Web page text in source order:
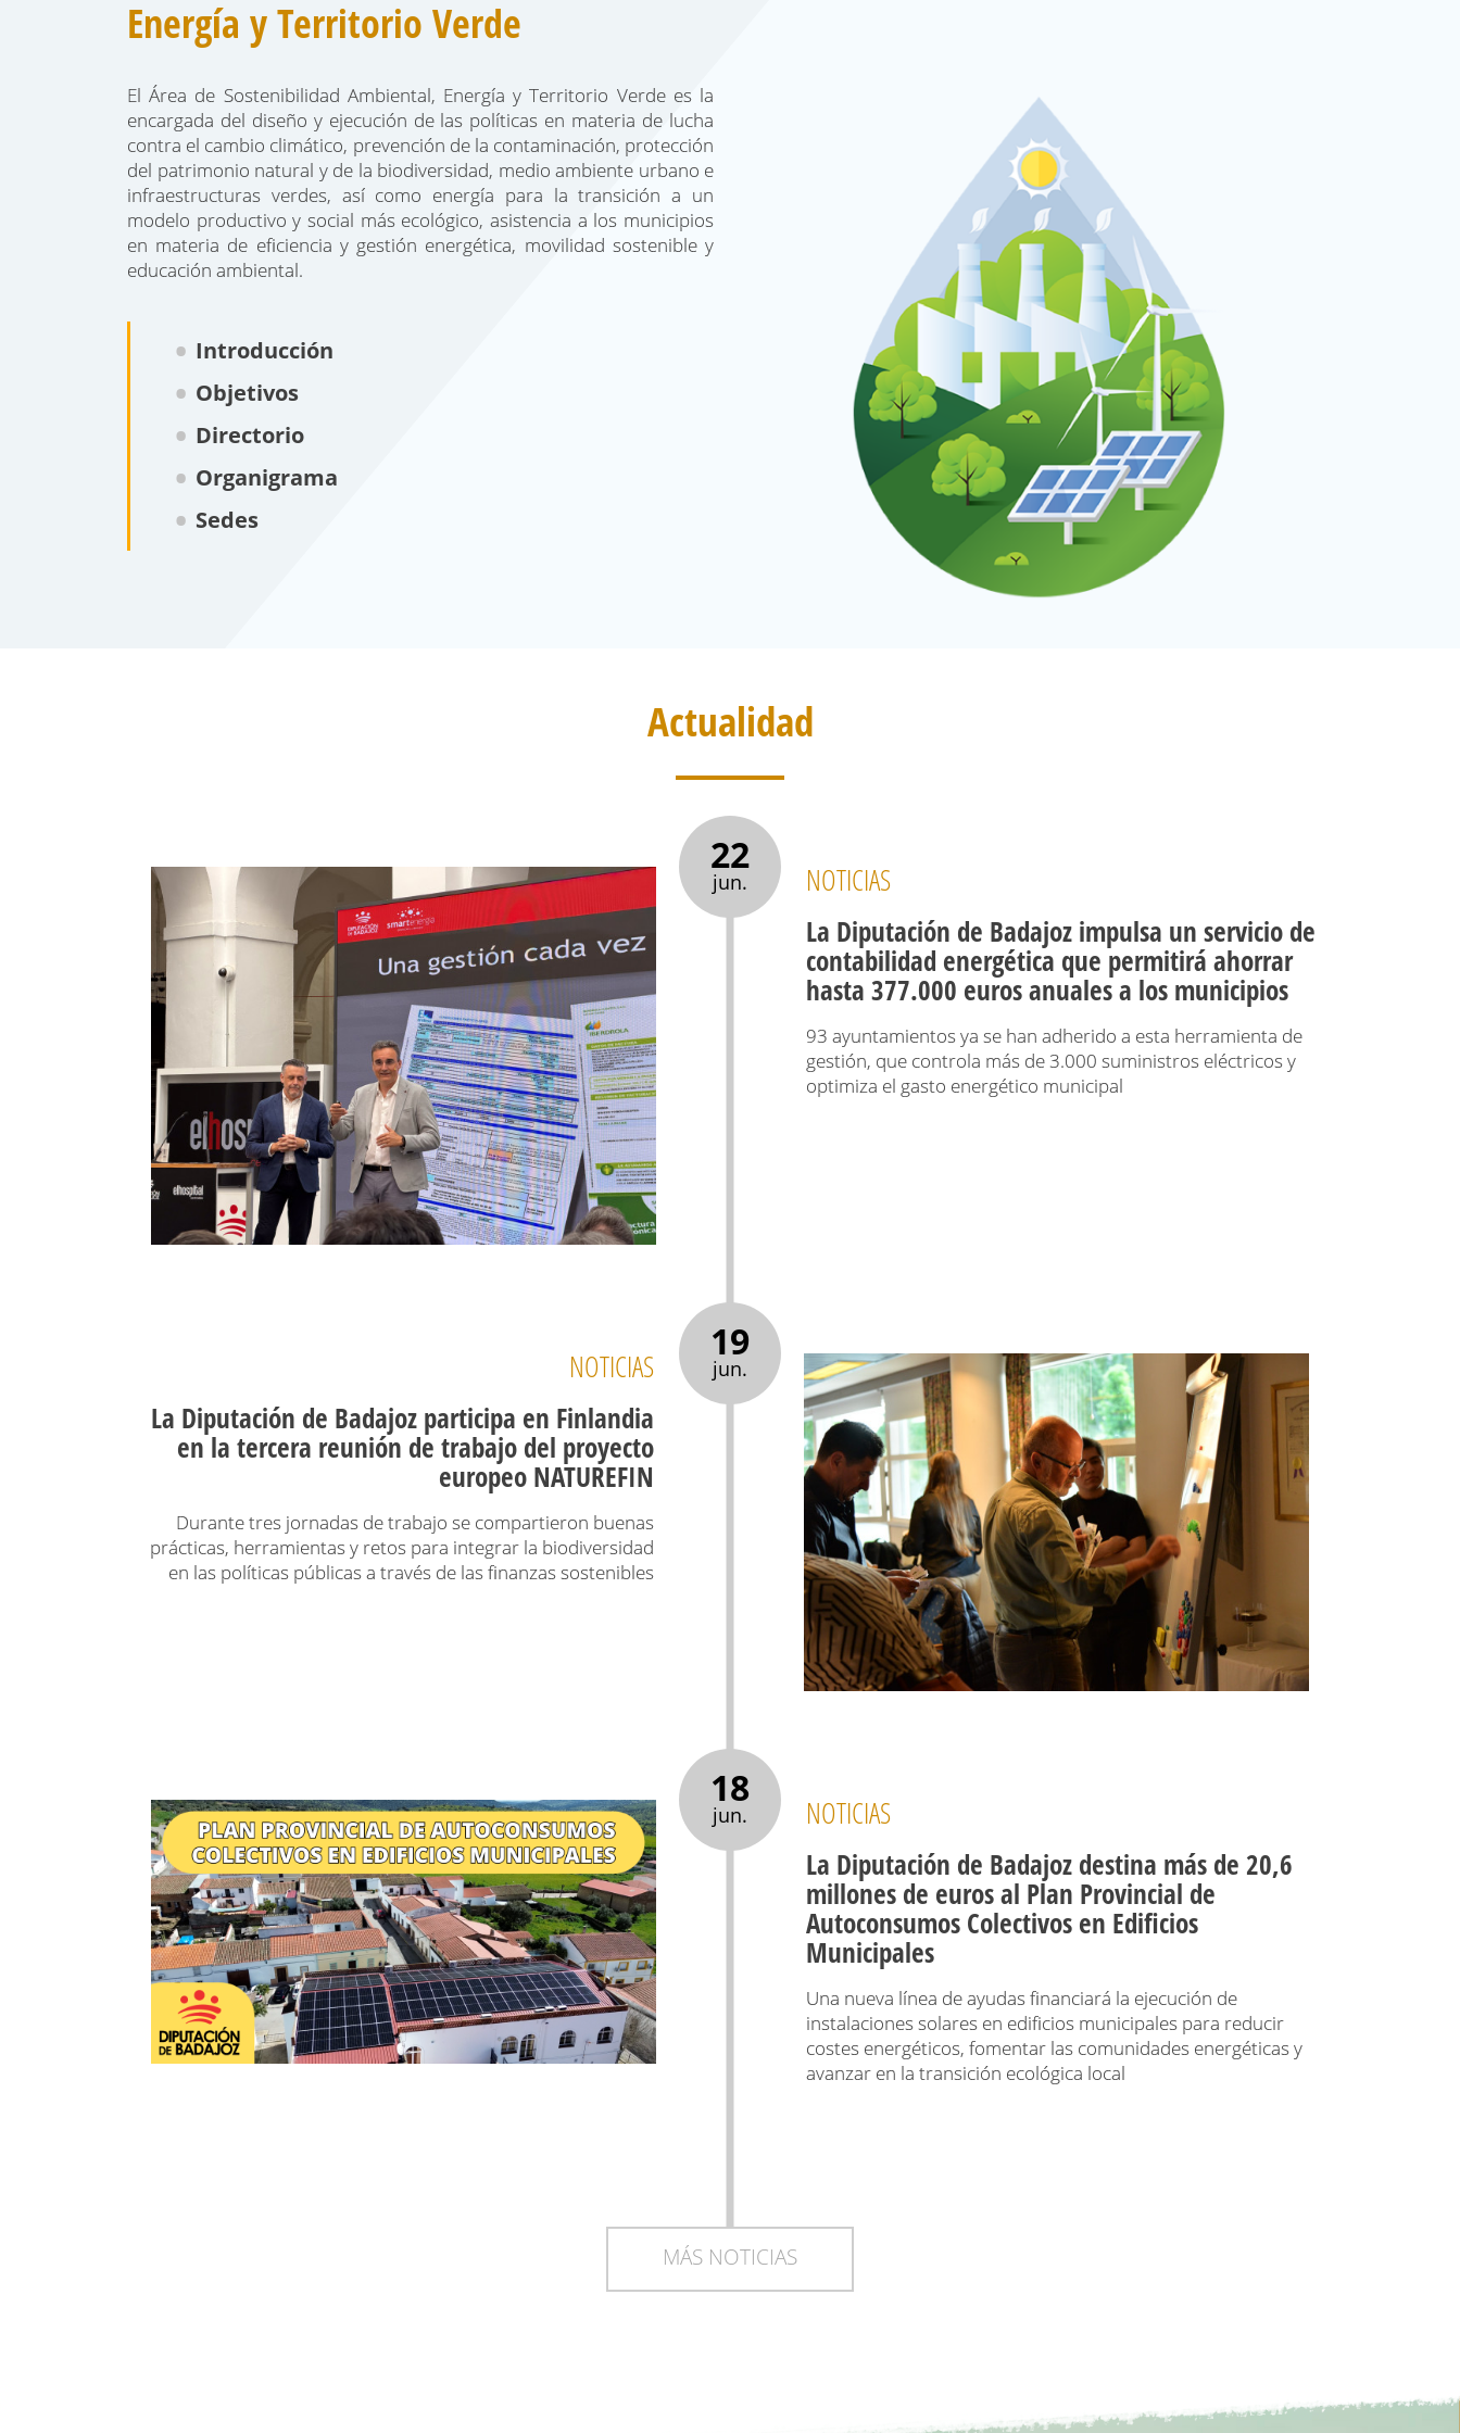
Energía y Territorio Verde
El Área de Sostenibilidad Ambiental, Energía y Territorio Verde es la
encargada del diseño y ejecución de las políticas en materia de lucha
contra el cambio climático, prevención de la contaminación, protección
del patrimonio natural y de la biodiversidad, medio ambiente urbano e
infraestructuras verdes, así como energía para la transición a un
modelo productivo y social más ecológico, asistencia a los municipios
en materia de eficiencia y gestión energética, movilidad sostenible y
educación ambiental.
Introducción
Objetivos
Directorio
Organigrama
Sedes
Actualidad
22
jun. NOTICIAS
La Diputación de Badajoz impulsa un servicio de
contabilidad energética que permitirá ahorrar
hasta 377.000 euros anuales a los municipios
93 ayuntamientos ya se han adherido a esta herramienta de
gestión, que controla más de 3.000 suministros eléctricos y
optimiza el gasto energético municipal
19
jun.
NOTICIAS
La Diputación de Badajoz participa en Finlandia
en la tercera reunión de trabajo del proyecto
europeo NATUREFIN
Durante tres jornadas de trabajo se compartieron buenas
prácticas, herramientas y retos para integrar la biodiversidad
en las políticas públicas a través de las finanzas sostenibles
18
jun. NOTICIAS
La Diputación de Badajoz destina más de 20,6
millones de euros al Plan Provincial de
Autoconsumos Colectivos en Edificios
Municipales
Una nueva línea de ayudas financiará la ejecución de
instalaciones solares en edificios municipales para reducir
costes energéticos, fomentar las comunidades energéticas y
avanzar en la transición ecológica local
MÁS NOTICIAS